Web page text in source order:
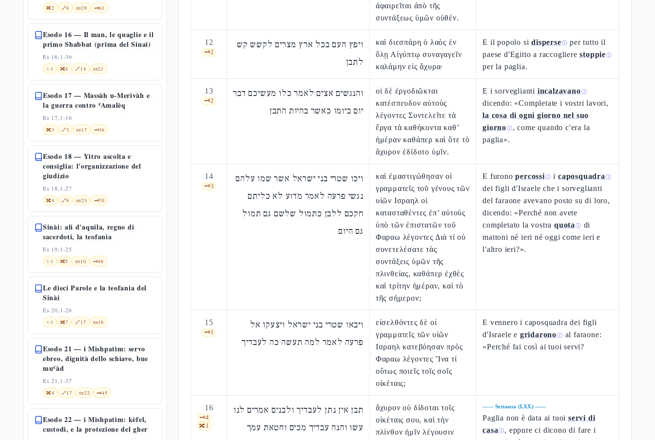
🔀2 🔗6 📜29 🗝️61
Esodo 16 — Il man, le quaglie e il
primo Shabbat (prima del Sinai)
Es 16,1-36
✨1 🔀4 🔗14 📜21
Esodo 17 — Massàh u-Merivàh e
la guerra contro ʿAmalèq
Es 17,1-16
🔀3 🔗3 📜17 🗝️36
Esodo 18 — Yitro ascolta e
consiglia: l'organizzazione del
giudizio
Es 18,1-27
🔀4 🔗8 📜23 🗝️70
Sinài: ali d'aquila, regno di
sacerdoti, la teofania
Es 19,1-25
✨1 🔀5 📜10 🗝️48
Le dieci Parole e la teofania del
Sinài
Es 20,1-26
✨1 🔀7 🔗17 📜18
Esodo 21 — i Mishpatìm: servo
ebreo, dignità dello schiavo, bue
muʿàd
Es 21,1-37
🔀4 🔗17 📜22 🗝️45
Esodo 22 — i Mishpatìm: kèfel,
custodi, e la protezione del gher
ἀφαιρεῖται ἀπὸ τῆς
συντάξεως ὑμῶν οὐθέν.
12
🗝️2
ויפץ העם בכל ארץ מצרים לקשש קש
לתבן
καὶ διεσπάρη ὁ λαὸς ἐν
ὅλῃ Αἰγύπτῳ συναγαγεῖν
καλάμην εἰς ἄχυρα·
E il popolo sidisperseⓘ per tutto il
paese d'Egitto a raccoglierestoppieⓘ
per la paglia.
13
🗝️2
והנגשים אצים לאמר כלו מעשיכם דבר
יום ביומו כאשר בהיות התבן
οἱ δὲ ἐργοδιῶκται
κατέσπευδον αὐτοὺς
λέγοντες Συντελεῖτε τὰ
ἔργα τὰ καθήκοντα καθ’
ἡμέραν καθάπερ καὶ ὅτε τὸ
ἄχυρον ἐδίδοτο ὑμῖν.
E i sorveglianti incalzavanoⓘ
dicendo: «Completate i vostri lavori,
la cosa di ogni giorno nel suo
giornoⓘ, come quando c'era la
paglia».
14
🗝️3
ויכו שטרי בני ישראל אשר שמו עלהם
נגשי פרעה לאמר מדוע לא כליתם
חקכם ללבן כתמול שלשם גם תמול
גם היום
καὶ ἐμαστιγώθησαν οἱ
γραμματεῖς τοῦ γένους τῶν
υἱῶν Ισραηλ οἱ
κατασταθέντες ἐπ’ αὐτοὺς
ὑπὸ τῶν ἐπιστατῶν τοῦ
Φαραω λέγοντες Διὰ τί οὐ
συνετελέσατε τὰς
συντάξεις ὑμῶν τῆς
πλινθείας, καθάπερ ἐχθὲς
καὶ τρίτην ἡμέραν, καὶ τὸ
τῆς σήμερον;
E furonopercossiⓘ icaposquadra ⓘ
dei figli d'Israele che i sorveglianti
del faraone avevano posto su di loro,
dicendo: «Perché non avete
completato la vostraquota ⓘ di
mattoni né ieri né oggi come ieri e
l'altro ieri?».
15
🗝️1
ויבאו שטרי בני ישראל ויצעקו אל
פרעה לאמר למה תעשה כה לעבדיך
εἰσελθόντες δὲ οἱ
γραμματεῖς τῶν υἱῶν
Ισραηλ κατεβόησαν πρὸς
Φαραω λέγοντες Ἵνα τί
οὕτως ποιεῖς τοῖς σοῖς
οἰκέταις;
E vennero i caposquadra dei figli
d'Israele e gridaronoⓘ al faraone:
«Perché fai così ai tuoi servi?
16
🗝️4
🔀1
תבן אין נתן לעבדיך ולבנים אמרים לנו
עשו והנה עבדיך מכים וחטאת עמך
ἄχυρον οὐ δίδοται τοῖς
οἰκέταις σου, καὶ τὴν
πλίνθον ἡμῖν λέγουσιν
——Settanta (LXX)——
Paglia non è data ai tuoiservi di
casa ⓘ, eppure ci dicono di fare i